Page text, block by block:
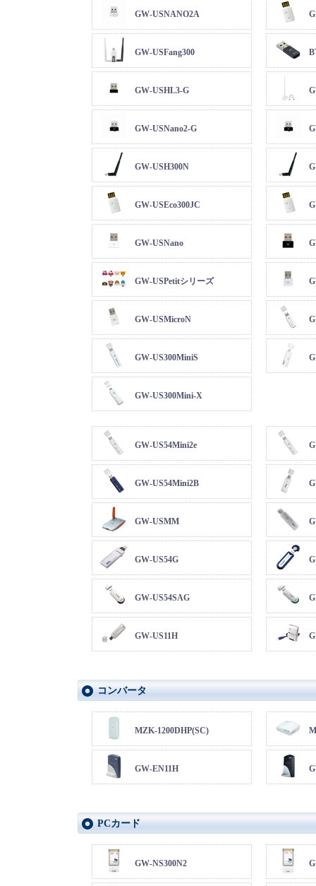
GW-USNANO2A
GW-USFang300
GW-USHL3-G
GW-USNano2-G
GW-USH300N
GW-USEco300JC
GW-USNano
GW-USPetitシリーズ
GW-USMicroN
GW-US300MiniS
GW-US300Mini-X
GW-US54Mini2e
GW-US54Mini2B
GW-USMM
GW-US54G
GW-US54SAG
GW-US11H
コンバータ
MZK-1200DHP(SC)
GW-EN11H
PCカード
GW-NS300N2